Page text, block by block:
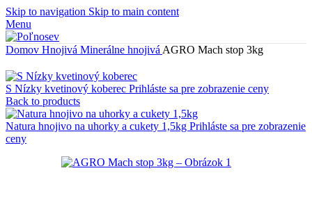
Skip to navigation Skip to main content
Menu
Domov Hnojivá Minerálne hnojivá AGRO Mach stop 3kg
S Nízky kvetinový koberec Prihláste sa pre zobrazenie ceny
Back to products
Natura hnojivo na uhorky a cukety 1,5kg Prihláste sa pre zobrazenie
ceny